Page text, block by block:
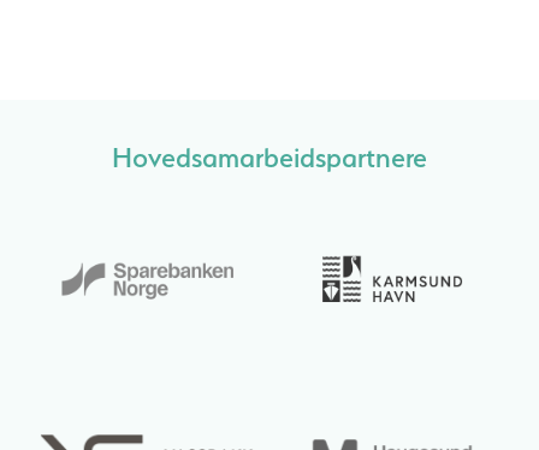
Hovedsamarbeidspartnere